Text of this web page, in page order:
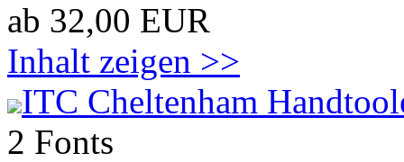
ab 32,00 EUR
Inhalt zeigen >>
ITC Cheltenham
2 Fonts